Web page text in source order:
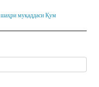
шаҳри муқаддаси Қум